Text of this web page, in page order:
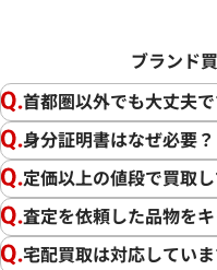
ブランド
首都圏以外でも大丈夫で
身分証明書はなぜ必要？
定価以上の値段で買取
査定を依頼した品物を
宅配買取は対応していま